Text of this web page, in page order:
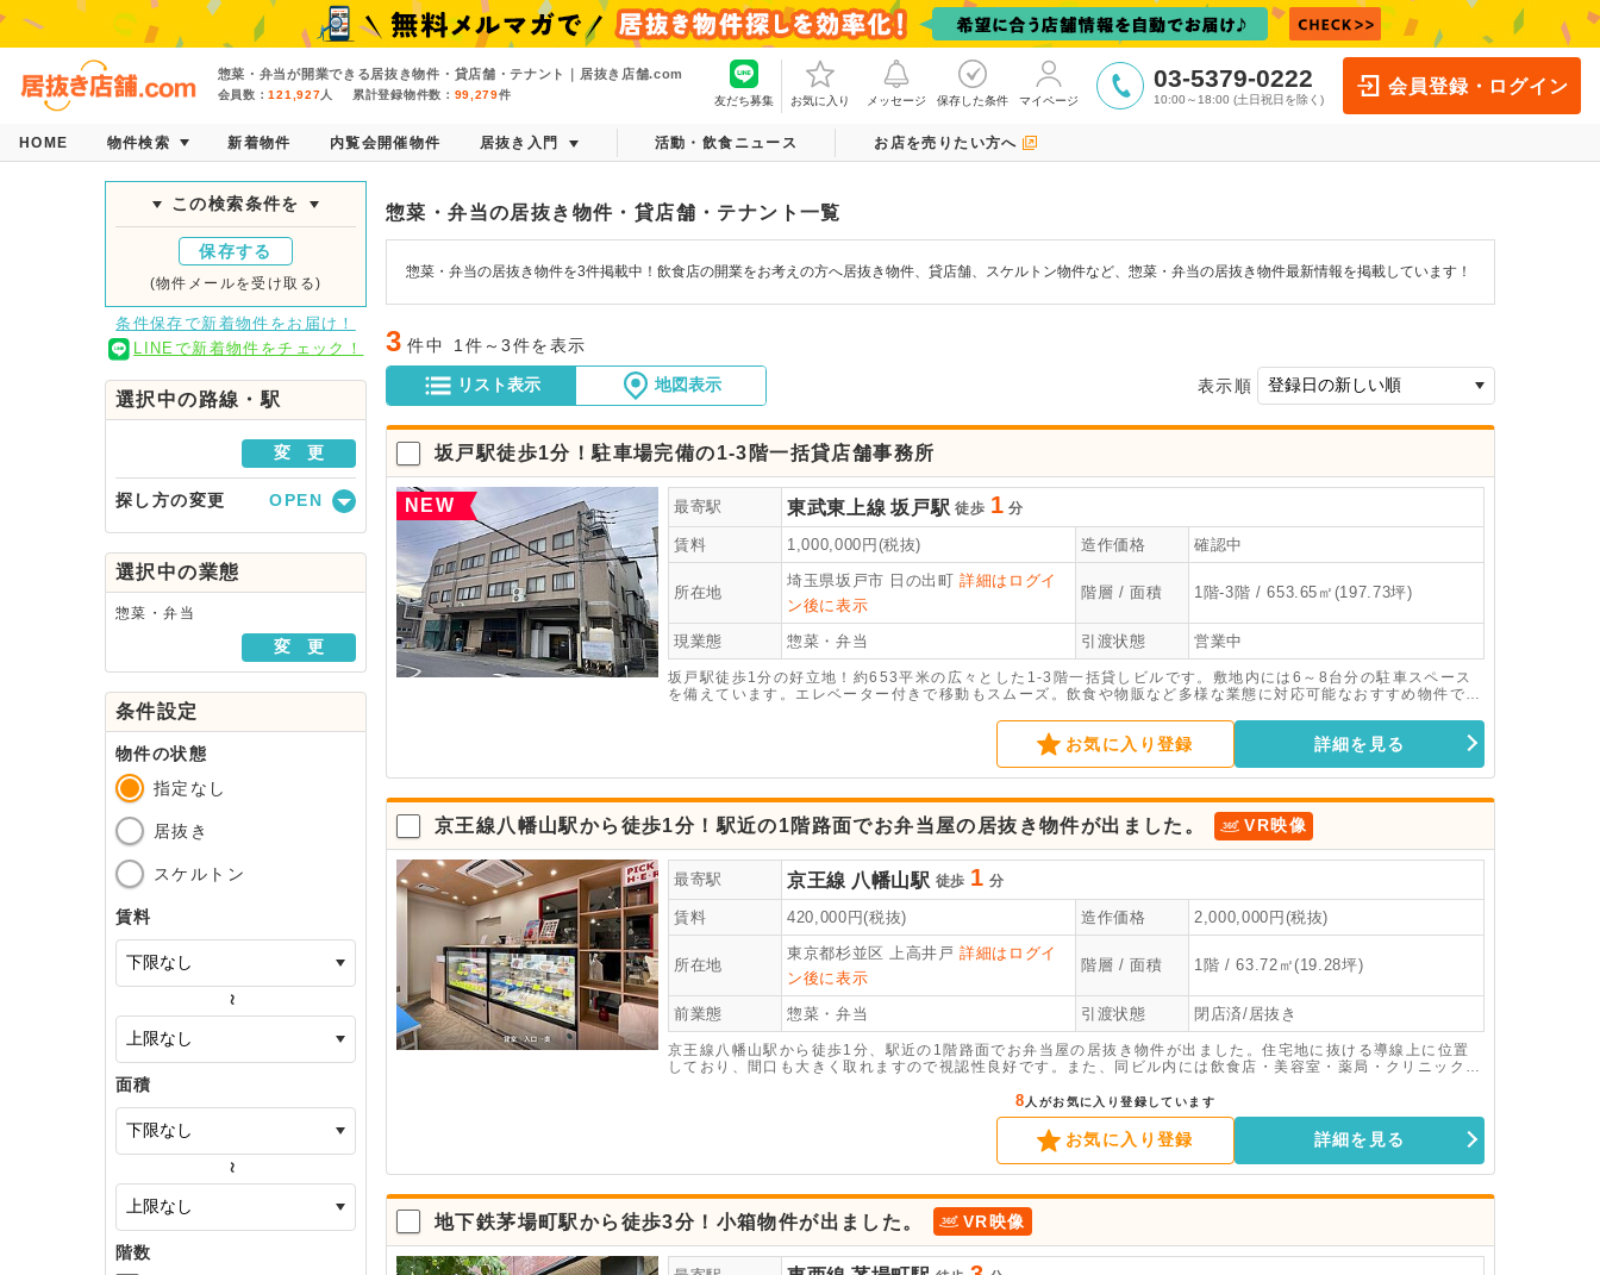
惣菜・弁当が開業できる居抜き物件・貸店舗・テナント｜居抜き店舗.com
会員数：121,927人 累計登録物件数： 99,279件 友だち募集 お気に入り メッセージ 保存した条件 マイページ
03-5379-0222
10:00～18:00 (土日祝日を除く)
会員登録・ログイン
HOME 物件検索 新着物件 内覧会開催物件 居抜き入門 活動・飲食ニュース お店を売りたい方へ
この検索条件を
保存する
(物件メールを受け取る)
条件保存で新着物件をお届け！
LINEで新着物件をチェック！
選択中の路線・駅
変 更
探し方の変更
駅・路線から探す
地域から探す
選択中の業態
惣菜・弁当
変 更
条件設定
物件の状態
指定なし
居抜き
スケルトン
賃料
～
面積
～
階数
惣菜・弁当の居抜き物件・貸店舗・テナント一覧
惣菜・弁当の居抜き物件を3件掲載中！飲食店の開業をお考えの方へ居抜き物件、貸店舗、スケルトン物件など、惣菜・弁当の居抜き物件最新情報を掲載しています！
3 件中 1件～3件を表示
リスト表示 地図表示 表示順
坂戸駅徒歩1分！駐車場完備の1-3階一括貸店舗事務所
NEW 最寄駅 東武東上線 坂戸駅 徒歩 1 分
賃料 1,000,000 円(税抜) 造作価格 確認中
所在地
埼玉県坂戸市 日の出町詳細はログイ
ン後に表示
階層 / 面積 1階-3階 / 653.65㎡(197.73坪)
現業態 惣菜・弁当 引渡状態 営業中
坂戸駅徒歩1分の好立地！約653平米の広々とした1-3階一括貸しビルです。敷地内には6～8台分の駐車スペース
を備えています。エレベーター付きで移動もスムーズ。飲食や物販など多様な業態に対応可能なおすすめ物件で
お気に入り登録 詳細を見る
京王線八幡山駅から徒歩1分！駅近の1階路面でお弁当屋の居抜き物件が出ました。 VR映像
最寄駅 京王線 八幡山駅 徒歩 1 分
賃料 420,000 円(税抜) 造作価格 2,000,000円(税抜)
所在地
東京都杉並区 上高井戸詳細はログイ
ン後に表示
階層 / 面積 1階 / 63.72㎡(19.28坪)
前業態 惣菜・弁当 引渡状態 閉店済/居抜き
京王線八幡山駅から徒歩1分、駅近の1階路面でお弁当屋の居抜き物件が出ました。住宅地に抜ける導線上に位置
しており、間口も大きく取れますので視認性良好です。また、同ビル内には飲食店・美容室・薬局・クリニック・
すが厨房設備は充実しており、縦型冷蔵庫、縦型冷凍庫、冷蔵コールドテーブル、製氷機、食器洗浄機、埋設型の
グリストラップ等が残った状態でのお引き渡しとなります。テイクアウト店はもちろん、デリバリーやセントラル
8 人がお気に入り登録しています
お気に入り登録 詳細を見る
地下鉄茅場町駅から徒歩3分！小箱物件が出ました。 VR映像